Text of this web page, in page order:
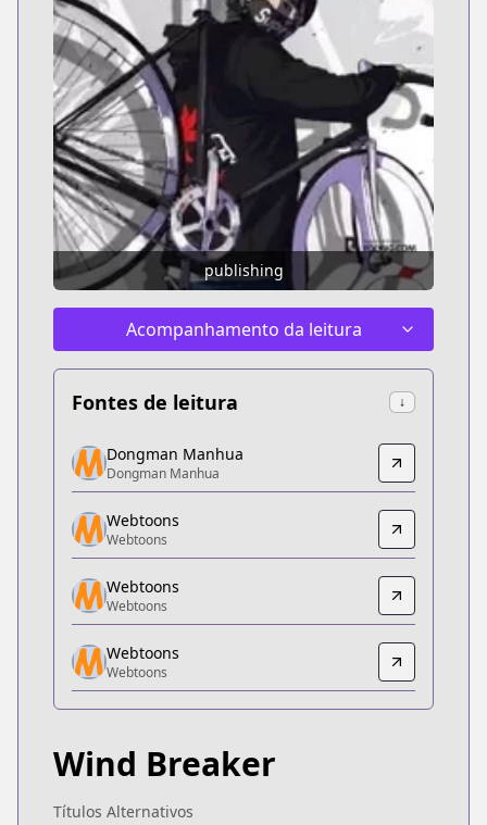
publishing
Acompanhamento da leitura
Fontes de leitura ↓
Dongman Manhua
Dongman Manhua
https://www.dongmanmanhua.cn/BOY/wind-
Webtoons
Webtoons
https://www.webtoons.com/zh-hant/shonen/
Webtoons
Webtoons
https://www.webtoons.com/fr/sports/wind-
Webtoons
Webtoons
Naver Series
https://series.naver.com/comic/
Dongman Manhua
Dongman Manhua
Webtoons
Webtoons
Webtoons
Webtoons
Webtoons
Webtoons
Wind Breaker
Títulos Alternativos